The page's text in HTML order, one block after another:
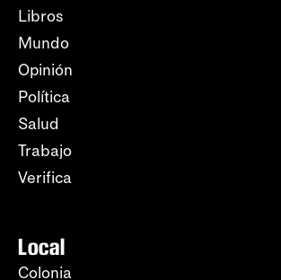
Libros
Mundo
Opinión
Política
Salud
Trabajo
Verifica
Local
Colonia